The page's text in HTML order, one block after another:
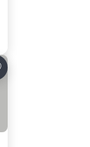
a favoritos